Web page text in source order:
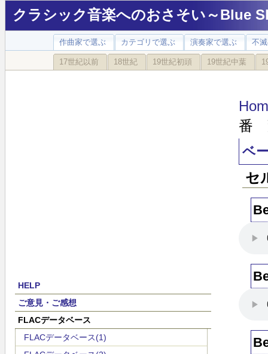
クラシック音楽へのおさそい～Blue
作曲家で選ぶ カテゴリで選ぶ 演奏家で選ぶ 不
17世紀以前 18世紀 19世紀初頭 19世紀中葉
HELP
ご意見・ご感想
FLACデータベース
FLACデータベース(1)
番
ベ
セ